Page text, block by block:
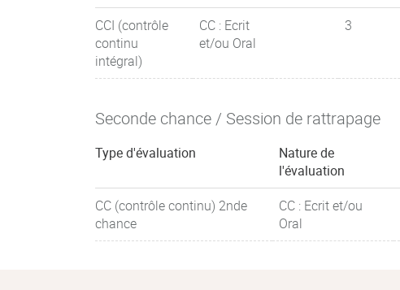
CCI (contrôle
continu
intégral)
CC : Ecrit
et/ou Oral
3
Seconde chance / Session de rattrapage
Type d'évaluation
Nature de
l'évaluation
CC (contrôle continu) 2nde
chance
CC : Ecrit et/ou
Oral